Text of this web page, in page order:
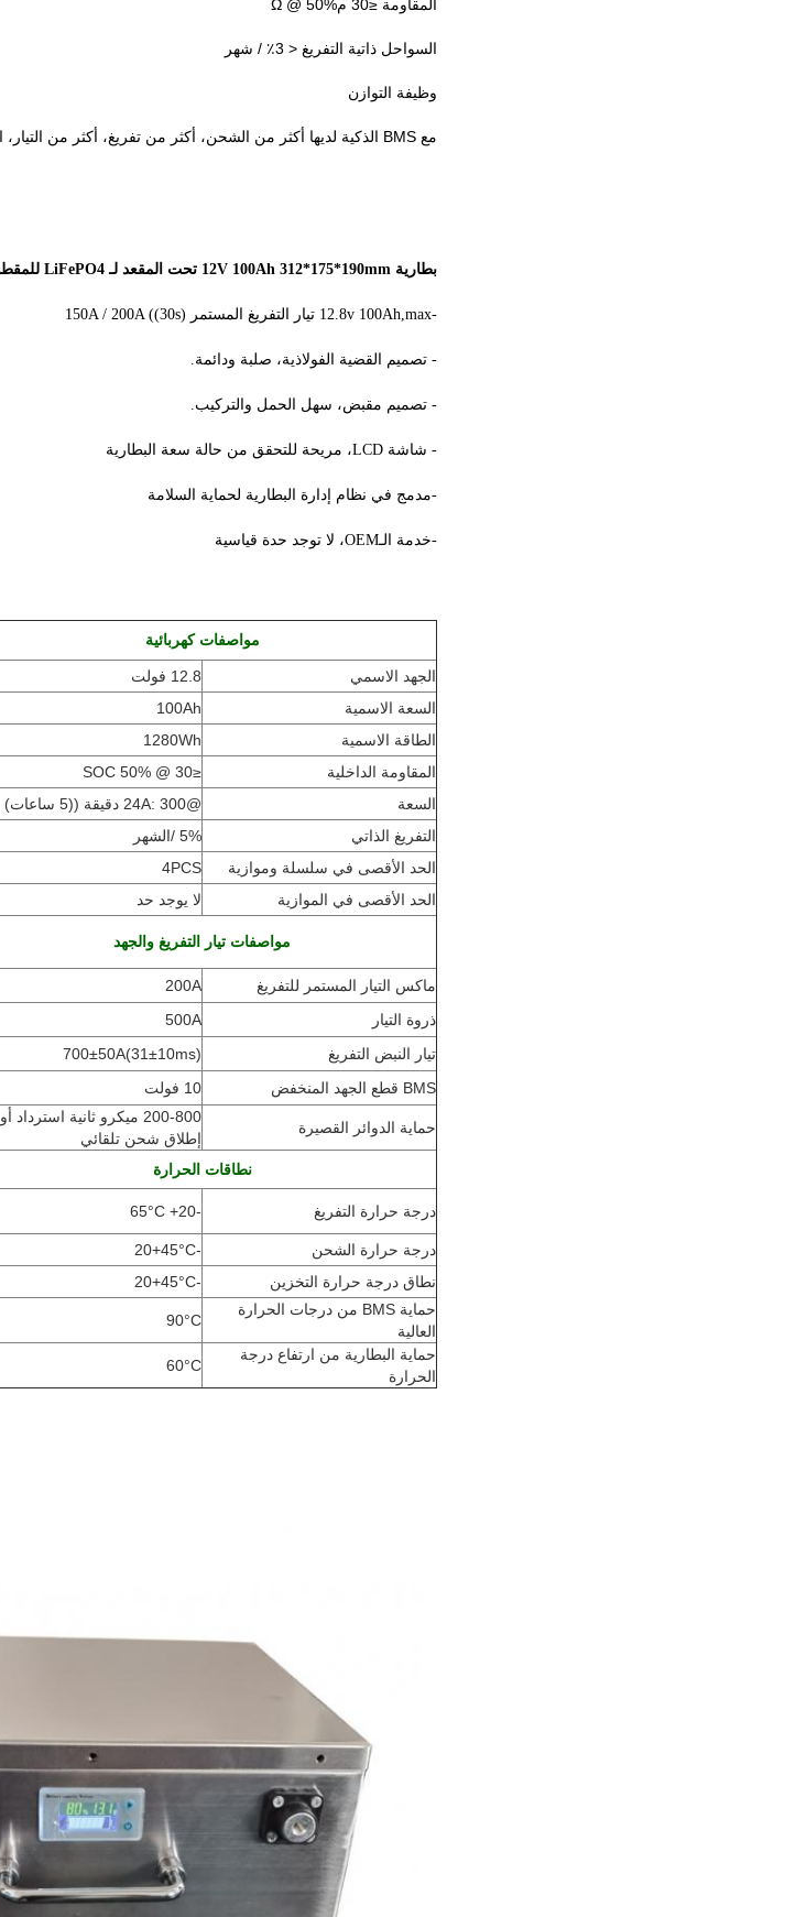
المقاومة ≤30 مΩ @ 50%
السواحل ذاتية التفريغ < 3٪ / شهر
وظيفة التوازن
مع BMS الذكية لديها أكثر من الشحن، أكثر من تفريغ، أكثر من التيار، الدائرة القصيرة، حماية أكثر من درجة الحرارة ووظيفة التوازن.
بطارية 12V 100Ah 312*175*190mm تحت المقعد لـ LiFePO4 للمقطورة ، المخيّم ، 4WD وما إلى ذلك.
-12.8v 100Ah,max تيار التفريغ المستمر 150A / 200A ((30s)
- تصميم القضية الفولاذية، صلبة ودائمة.
- تصميم مقبض، سهل الحمل والتركيب.
- شاشة LCD، مريحة للتحقق من حالة سعة البطارية
-مدمج في نظام إدارة البطارية لحماية السلامة
-خدمة الـOEM، لا توجد حدة قياسية
مواصفات كهربائية
الجهد الاسمي 12.8 فولت
السعة الاسمية
100Ah
الطاقة الاسمية
1280Wh
المقاومة الداخلية
≤30 @ 50% SOC
السعة
@24A: 300 دقيقة ((5 ساعات)
التفريغ الذاتي
5% /الشهر
الحد الأقصى في سلسلة وموازية
4PCS
الحد الأقصى في الموازية
لا يوجد حد
مواصفات تيار التفريغ والجهد
ماكس التيار المستمر للتفريغ 200A
ذروة التيار
500A
تيار النبض التفريغ
700±50A(31±10ms)
BMS قطع الجهد المنخفض
10 فولت
حماية الدوائر القصيرة
200-800 ميكرو ثانية استرداد أو
إطلاق شحن تلقائي
نطاقات الحرارة
درجة حرارة التفريغ -20
+ 65
°C
درجة حرارة الشحن
-20
+45°C
نطاق درجة حرارة التخزين -20
+45°C
حماية BMS من درجات الحرارة
العالية
90°C
حماية البطارية من ارتفاع درجة
الحرارة
60°C